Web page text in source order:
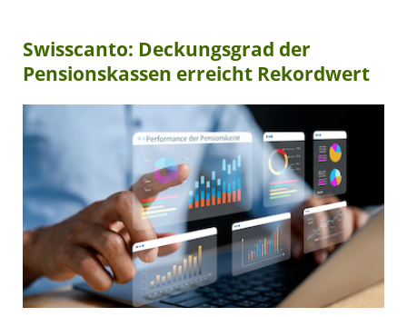
Swisscanto: Deckungsgrad der
Pensionskassen erreicht Rekordwert